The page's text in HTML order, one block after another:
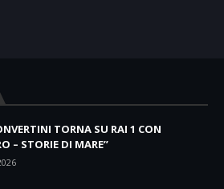
TORNA SU RAI 1 CON
– STORIE DI MARE”